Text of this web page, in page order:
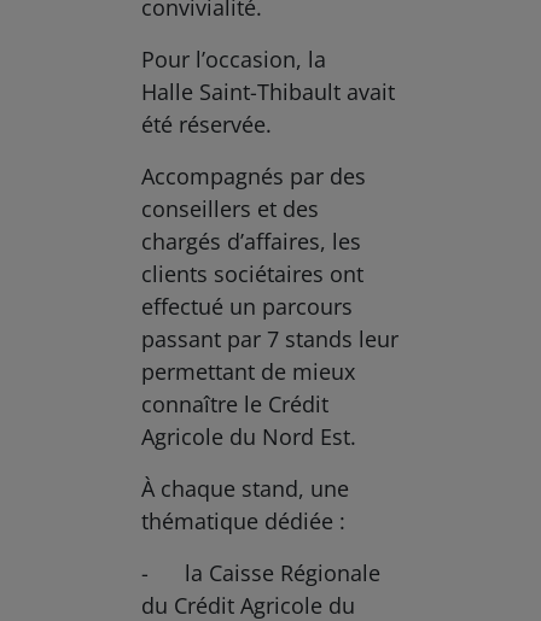
convivialité.
Pour l’occasion, la
Halle Saint-Thibault avait
été réservée.
Accompagnés par des
conseillers et des
chargés d’affaires, les
clients sociétaires ont
effectué un parcours
passant par 7 stands leur
permettant de mieux
connaître le Crédit
Agricole du Nord Est.
À chaque stand, une
thématique dédiée :
- la Caisse Régionale
du Crédit Agricole du